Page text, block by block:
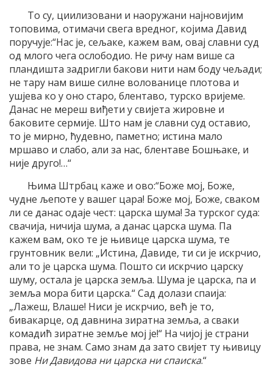
То су, циилизовани и наоружани најновијим
топовима, отимачи свега вредног, којима Давид
поручује:“Нас је, сељаке, кажем вам, овај славни суд
од млого чега ослободио. Не ричу нам више са
пландишта задригли бакови нити нам боду чељади;
не тару нам више силне волованице плотова и
ушјева ко у оно старо, блентаво, турско вријеме.
Данас не мереш виђети у свијета жировне и
баковите сермије. Што нам је славни суд оставио,
то је мирно, ћудевно, паметно; истина мало
мршаво и слабо, али за нас, блентаве Бошњаке, и
није друго!…“
Њима Штрбац каже и ово:“Боже мој, Боже,
чудне љепоте у вашег цара! Боже мој, Боже, сваком
ли се данас одаје чест: царска шума! За турског суда:
свачија, ничија шума, а данас царска шума. Па
кажем вам, око те је њивице царска шума, те
грунтовник вели: „Истина, Давиде, ти си је искрчио,
али то је царска шума. Пошто си искрчио царску
шуму, остала је царска земља. Шума је царска, па и
земља мора бити царска.“ Сад долази спаија:
„Лажеш, Влаше! Ниси је искрчио, већ је то,
бивакарце, од давнина зиратна земља, а сваки
комадић зиратне земље мој је!“ На чијој је страни
права, не знам. Само знам да зато свијет ту њивицу
зове Ни Давидова ни царска ни спаиска.“